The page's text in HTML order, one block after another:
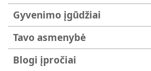
Gyvenimo įgūdžiai
Tavo asmenybė
Blogi įpročiai